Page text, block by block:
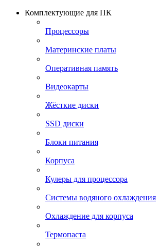
Комплектующие для ПК
Процессоры
Материнские платы
Оперативная память
Видеокарты
Жёсткие диски
SSD диски
Блоки питания
Корпуса
Кулеры для процессора
Системы водяного охлаждения
Охлаждение для корпуса
Термопаста